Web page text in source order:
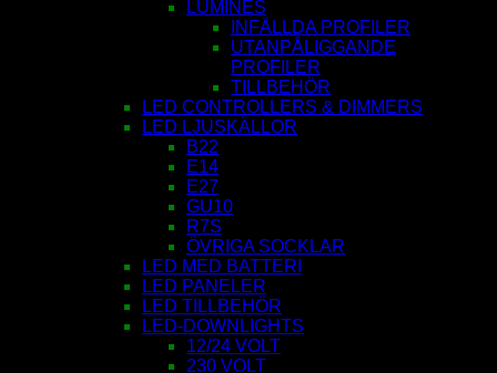
LUMINES
INFÄLLDA PROFILER
UTANPÅLIGGANDE
PROFILER
TILLBEHÖR
LED CONTROLLERS & DIMMERS
LED LJUSKÄLLOR
B22
E14
E27
GU10
R7S
ÖVRIGA SOCKLAR
LED MED BATTERI
LED PANELER
LED TILLBEHÖR
LED-DOWNLIGHTS
12/24 VOLT
230 VOLT